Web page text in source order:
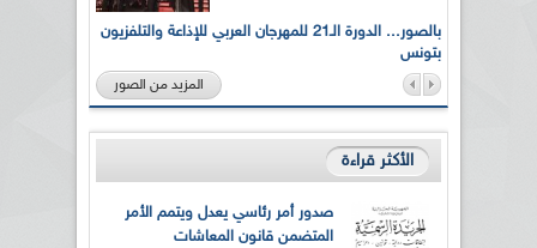
بالصور... الدورة الـ21 للمهرجان العربي للإذاعة والتلفزيون
بتونس
المزيد من الصور
الأكثر قراءة
صدور أمر رئاسي يعدل ويتمم الأمر
المتضمن قانون المعاشات